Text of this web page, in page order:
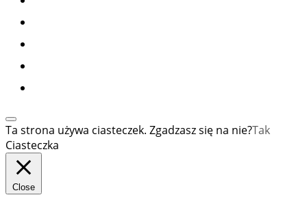
Ta strona używa ciasteczek. Zgadzasz się na nie?Tak
Ciasteczka
Close